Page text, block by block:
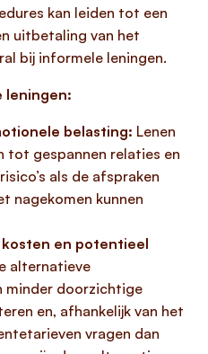
kan leiden tot een
uitbetaling van het
bij informele leningen.
leningen:
belasting: Lenen
tot gespannen relaties en
als de afspraken
nagekomen kunnen
en potentieel
alternatieve
minder doorzichtige
en, afhankelijk van het
vragen dan